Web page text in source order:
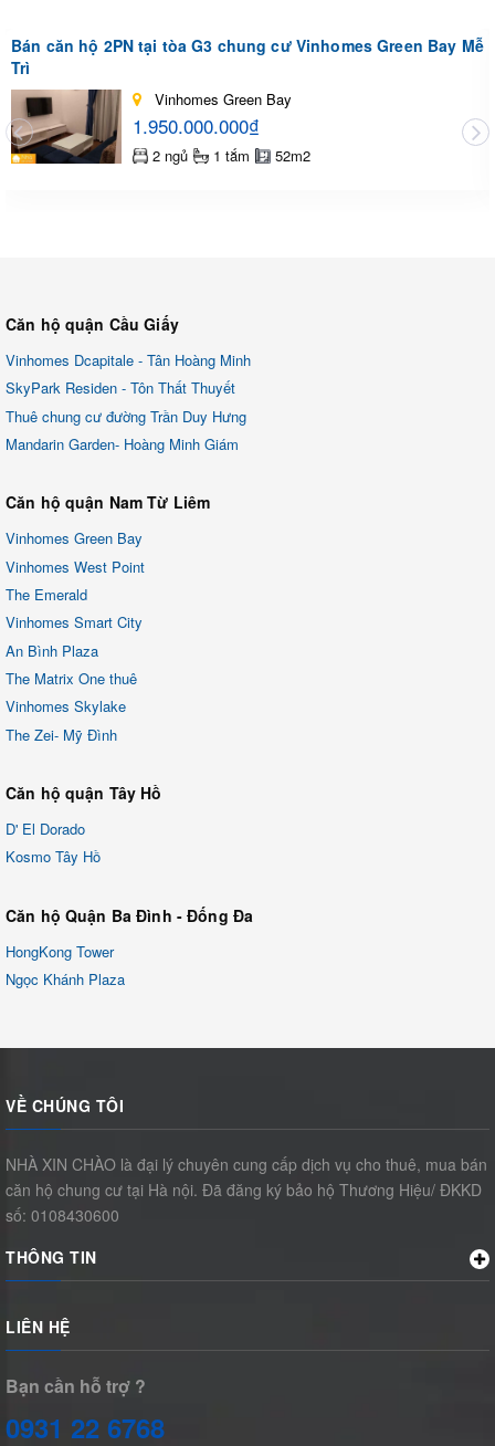
Bán căn hộ 2PN tại tòa G3 chung cư Vinhomes Green Bay Mễ
Trì
Vinhomes Green Bay
1.950.000.000₫
2 ngủ 1 tắm 52m2
Căn hộ quận Cầu Giấy
Vinhomes Dcapitale - Tân Hoàng Minh
SkyPark Residen - Tôn Thất Thuyết
Thuê chung cư đường Trần Duy Hưng
Mandarin Garden- Hoàng Minh Giám
Căn hộ quận Nam Từ Liêm
Vinhomes Green Bay
Vinhomes West Point
The Emerald
Vinhomes Smart City
An Bình Plaza
The Matrix One thuê
Vinhomes Skylake
The Zei- Mỹ Đình
Căn hộ quận Tây Hồ
D' El Dorado
Kosmo Tây Hồ
Căn hộ Quận Ba Đình - Đống Đa
HongKong Tower
Ngọc Khánh Plaza
VỀ CHÚNG TÔI
NHÀ XIN CHÀO là đại lý chuyên cung cấp dịch vụ cho thuê, mua bán
căn hộ chung cư tại Hà nội. Đã đăng ký bảo hộ Thương Hiệu/ ĐKKD
số: 0108430600
THÔNG TIN
LIÊN HỆ
Bạn cần hỗ trợ ?
0931 22 6768